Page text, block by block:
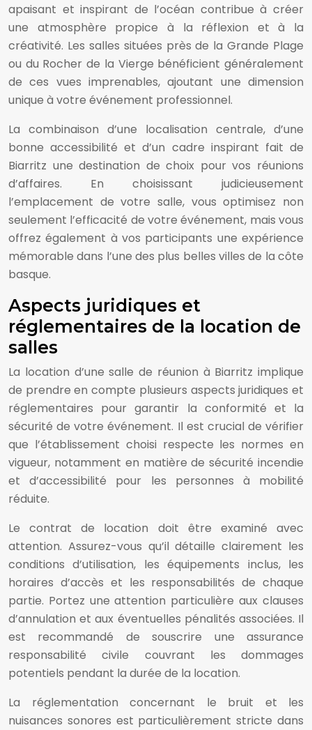
apaisant et inspirant de l’océan contribue à créer
une atmosphère propice à la réflexion et à la
créativité. Les salles situées près de la Grande Plage
ou du Rocher de la Vierge bénéficient généralement
de ces vues imprenables, ajoutant une dimension
unique à votre événement professionnel.
La combinaison d’une localisation centrale, d’une
bonne accessibilité et d’un cadre inspirant fait de
Biarritz une destination de choix pour vos réunions
d’affaires. En choisissant judicieusement
l’emplacement de votre salle, vous optimisez non
seulement l’efficacité de votre événement, mais vous
offrez également à vos participants une expérience
mémorable dans l’une des plus belles villes de la côte
basque.
Aspects juridiques et
réglementaires de la location de
salles
La location d’une salle de réunion à Biarritz implique
de prendre en compte plusieurs aspects juridiques et
réglementaires pour garantir la conformité et la
sécurité de votre événement. Il est crucial de vérifier
que l’établissement choisi respecte les normes en
vigueur, notamment en matière de sécurité incendie
et d’accessibilité pour les personnes à mobilité
réduite.
Le contrat de location doit être examiné avec
attention. Assurez-vous qu’il détaille clairement les
conditions d’utilisation, les équipements inclus, les
horaires d’accès et les responsabilités de chaque
partie. Portez une attention particulière aux clauses
d’annulation et aux éventuelles pénalités associées. Il
est recommandé de souscrire une assurance
responsabilité civile couvrant les dommages
potentiels pendant la durée de la location.
La réglementation concernant le bruit et les
nuisances sonores est particulièrement stricte dans